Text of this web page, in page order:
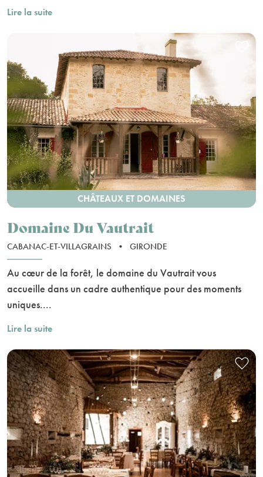
Lire la suite
CHÂTEAUX ET DOMAINES
Domaine Du Vautrait
CABANAC-ET-VILLAGRAINS • GIRONDE
Au cœur de la forêt, le domaine du Vautrait vous
accueille dans un cadre authentique pour des moments
uniques....
Lire la suite